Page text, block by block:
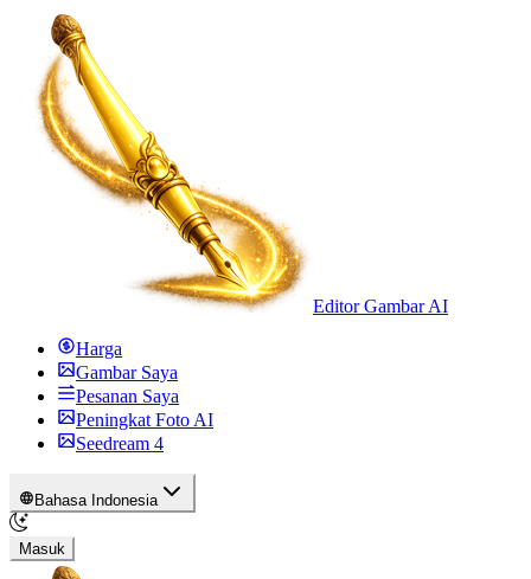
Editor Gambar AI
Harga
Gambar Saya
Pesanan Saya
Peningkat Foto AI
Seedream 4
Bahasa Indonesia
Masuk